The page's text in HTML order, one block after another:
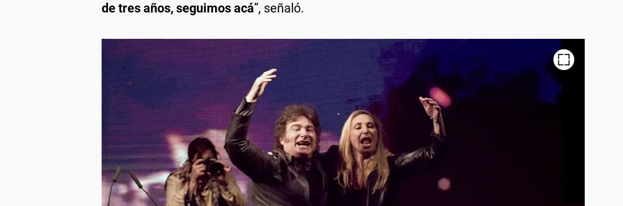
de tres años, seguimos acá”, señaló.